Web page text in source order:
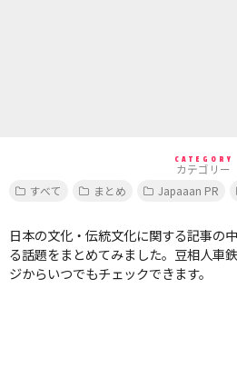
CATEGORY
カテゴリー
すべて
まとめ Japaaan PR
日本の文化・伝統文化に関する記事の
る話題をまとめてみました。豆相人車
ジからいつでもチェックできます。